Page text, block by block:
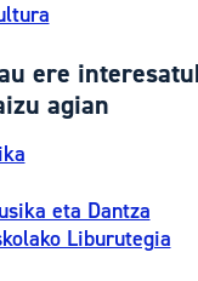
ere
agian
eta Dantza
Liburutegia